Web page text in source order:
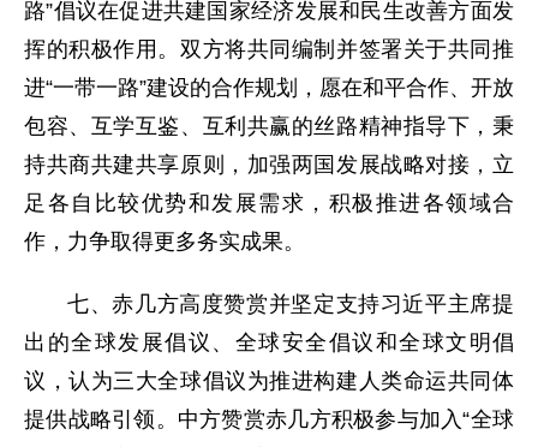
路”倡议在促进共建国家经济发展和民生改善方面发
挥的积极作用。双方将共同编制并签署关于共同推
进“一带一路”建设的合作规划，愿在和平合作、开放
包容、互学互鉴、互利共赢的丝路精神指导下，秉
持共商共建共享原则，加强两国发展战略对接，立
足各自比较优势和发展需求，积极推进各领域合
作，力争取得更多务实成果。
七、赤几方高度赞赏并坚定支持习近平主席提
出的全球发展倡议、全球安全倡议和全球文明倡
议，认为三大全球倡议为推进构建人类命运共同体
提供战略引领。中方赞赏赤几方积极参与加入“全球